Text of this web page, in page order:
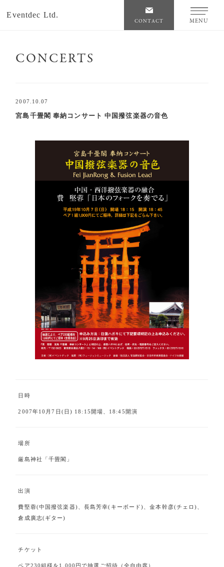
Eventdec Ltd.
CONTACT MENU
CONCERTS
2007.10.07
宮島千畳閣 奉納コンサート 中国撥弦楽器の音色
日時
2007年10月7日(日) 18:15開場、18:45開演
場所
厳島神社「千畳閣」
出演
費堅蓉(中国撥弦楽器)、長島芳幸(キーボード)、金本幹彦(チェロ)、
倉成廣志(ギター)
チケット
ペア230組様を1,000円で抽選ご招待（全自由席）